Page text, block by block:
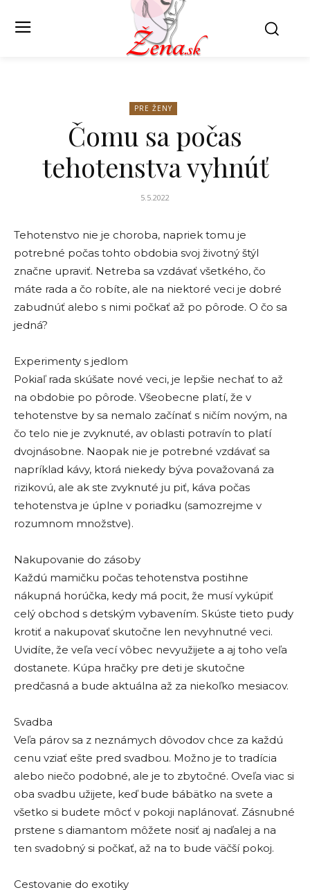
PRE ŽENY
Čomu sa počas
tehotenstva vyhnúť
5.5.2022
Tehotenstvo nie je choroba, napriek tomu je
potrebné počas tohto obdobia svoj životný štýl
značne upraviť. Netreba sa vzdávať všetkého, čo
máte rada a čo robíte, ale na niektoré veci je dobré
zabudnúť alebo s nimi počkať až po pôrode. O čo sa
jedná?
Experimenty s jedlom
Pokiaľ rada skúšate nové veci, je lepšie nechať to až
na obdobie po pôrode. Všeobecne platí, že v
tehotenstve by sa nemalo začínať s ničím novým, na
čo telo nie je zvyknuté, av oblasti potravín to platí
dvojnásobne. Naopak nie je potrebné vzdávať sa
napríklad kávy, ktorá niekedy býva považovaná za
rizikovú, ale ak ste zvyknuté ju piť, káva počas
tehotenstva je úplne v poriadku (samozrejme v
rozumnom množstve).
Nakupovanie do zásoby
Každú mamičku počas tehotenstva postihne
nákupná horúčka, kedy má pocit, že musí vykúpiť
celý obchod s detským vybavením. Skúste tieto pudy
krotiť a nakupovať skutočne len nevyhnutné veci.
Uvidíte, že veľa vecí vôbec nevyužijete a aj toho veľa
dostanete. Kúpa hračky pre deti je skutočne
predčasná a bude aktuálna až za niekoľko mesiacov.
Svadba
Veľa párov sa z neznámych dôvodov chce za každú
cenu vziať ešte pred svadbou. Možno je to tradícia
alebo niečo podobné, ale je to zbytočné. Oveľa viac si
oba svadbu užijete, keď bude bábätko na svete a
všetko si budete môcť v pokoji naplánovať. Zásnubné
prstene s diamantom môžete nosiť aj naďalej a na
ten svadobný si počkať, až na to bude väčší pokoj.
Cestovanie do exotiky